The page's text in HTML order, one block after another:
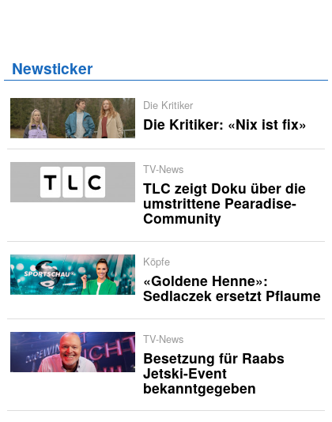
Newsticker
Die Kritiker
Die Kritiker: «Nix ist fix»
TV-News
TLC zeigt Doku über die
umstrittene Pearadise-
Community
Köpfe
«Goldene Henne»:
Sedlaczek ersetzt Pflaume
TV-News
Besetzung für Raabs
Jetski-Event
bekanntgegeben